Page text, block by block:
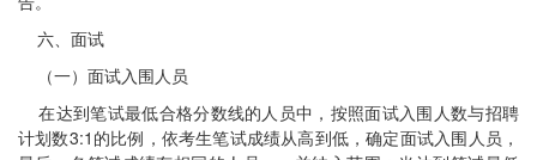
六、面试
（一）面试入围人员
在达到笔试最低合格分数线的人员中，按照面试入围人数与招聘
计划数3:1的比例，依考生笔试成绩从高到低，确定面试入围人员，